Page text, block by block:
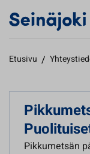
Etusivu /
Pikkumetsän